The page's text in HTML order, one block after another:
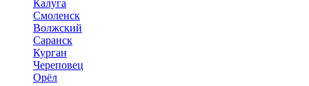
Калуга
Смоленск
Волжский
Саранск
Курган
Череповец
Орёл